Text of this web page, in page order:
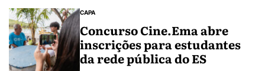
CAPA
Concurso Cine.Ema abre
inscrições para estudantes
da rede pública do ES